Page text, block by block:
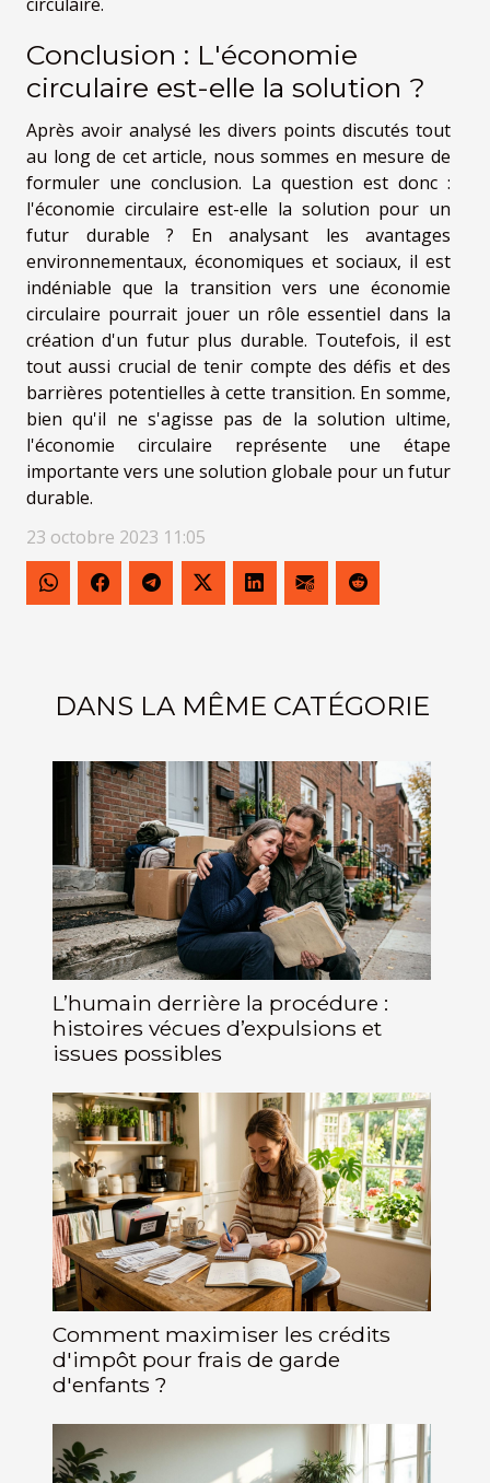
Conclusion : L'économie
circulaire est-elle la solution ?
Après avoir analysé les divers points discutés tout
au long de cet article, nous sommes en mesure de
formuler une conclusion. La question est donc :
l'économie circulaire est-elle la solution pour un
futur durable ? En analysant les avantages
environnementaux, économiques et sociaux, il est
indéniable que la transition vers une économie
circulaire pourrait jouer un rôle essentiel dans la
création d'un futur plus durable. Toutefois, il est
tout aussi crucial de tenir compte des défis et des
barrières potentielles à cette transition. En somme,
bien qu'il ne s'agisse pas de la solution ultime,
l'économie circulaire représente une étape
importante vers une solution globale pour un futur
durable.
23 octobre 2023 11:05
DANS LA MÊME CATÉGORIE
L’humain derrière la procédure :
histoires vécues d’expulsions et
issues possibles
Comment maximiser les crédits
d'impôt pour frais de garde
d'enfants ?